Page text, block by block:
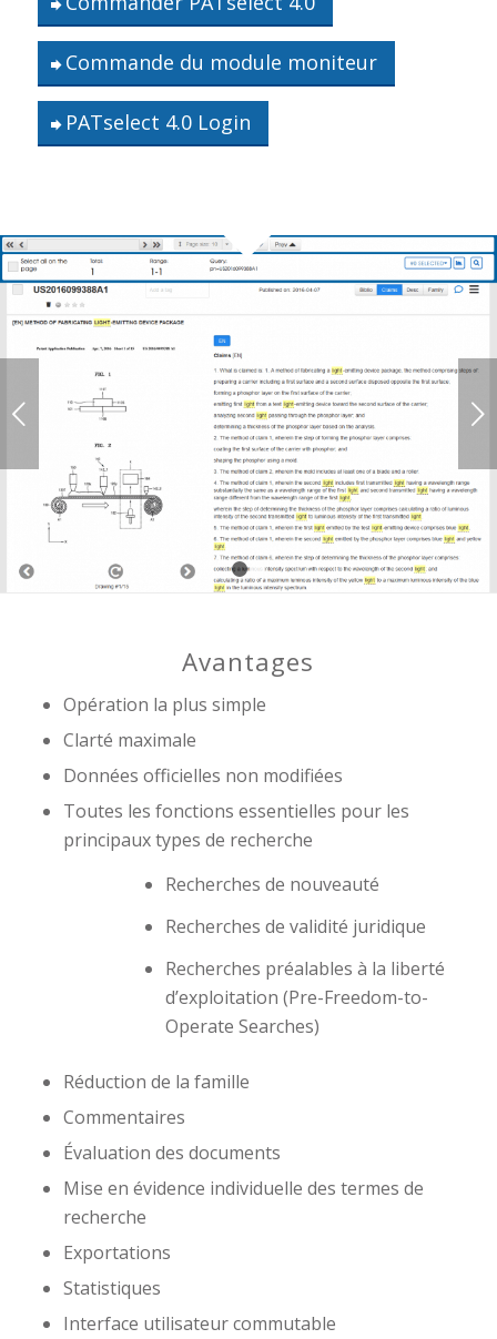
Commande du module moniteur
PATselect 4.0 Login
Suivant
1 2
Avantages
Opération la plus simple
Clarté maximale
Données officielles non modifiées
Toutes les fonctions essentielles pour les
principaux types de recherche
Recherches de nouveauté
Recherches de validité juridique
Recherches préalables à la liberté
d’exploitation (Pre-Freedom-to-
Operate Searches)
Réduction de la famille
Commentaires
Évaluation des documents
Mise en évidence individuelle des termes de
recherche
Exportations
Statistiques
Interface utilisateur commutable